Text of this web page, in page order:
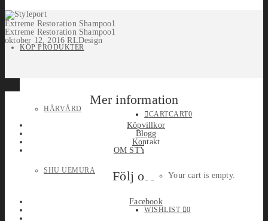
KÖP PRODUKTER
HÅRVÅRD
SHU UEMURA
CARTCART0
Your cart is empty.
WISHLIST 0
Extreme Restoration Shampoo1
Extreme Restoration Shampoo1
oktober 12, 2016 RLDesign
Mer information
Köpvillkor
Blogg
Kontakt
OM STYLEPORT
Följ oss
Facebook